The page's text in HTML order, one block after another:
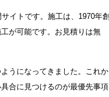
イトです。施工は、1970年創
が可能です。お見積りは無
うになってきました。これか
合に見つけるのが最優先事項